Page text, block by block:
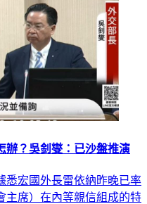
辦？吳釗燮：已沙盤推演
悉宏國外長雷依納昨晚已率
主席）在內等親信組成的特